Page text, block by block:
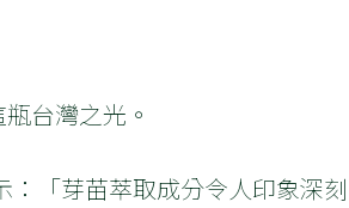
台灣之光。
：「芽苗萃取成分令人印象深